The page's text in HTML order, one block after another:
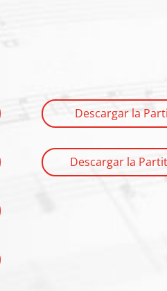
Descargar la
Descargar la